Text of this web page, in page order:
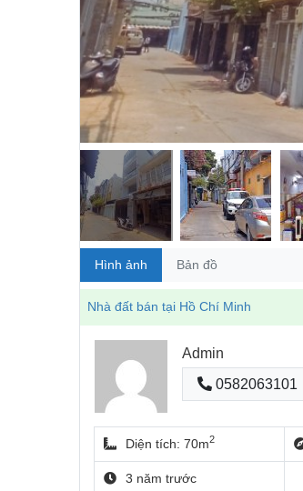
Hình ảnh Bản đồ
Nhà đất bán tại Hồ Chí Minh
Admin
0582063101
Diện tích: 70m2
3 năm trước